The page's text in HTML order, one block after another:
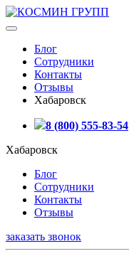
Блог
Сотрудники
Контакты
Отзывы
Хабаровск
8 (800) 555-83-54
Хабаровск
Блог
Сотрудники
Контакты
Отзывы
заказать звонок